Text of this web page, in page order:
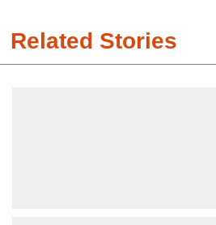
Related Stories